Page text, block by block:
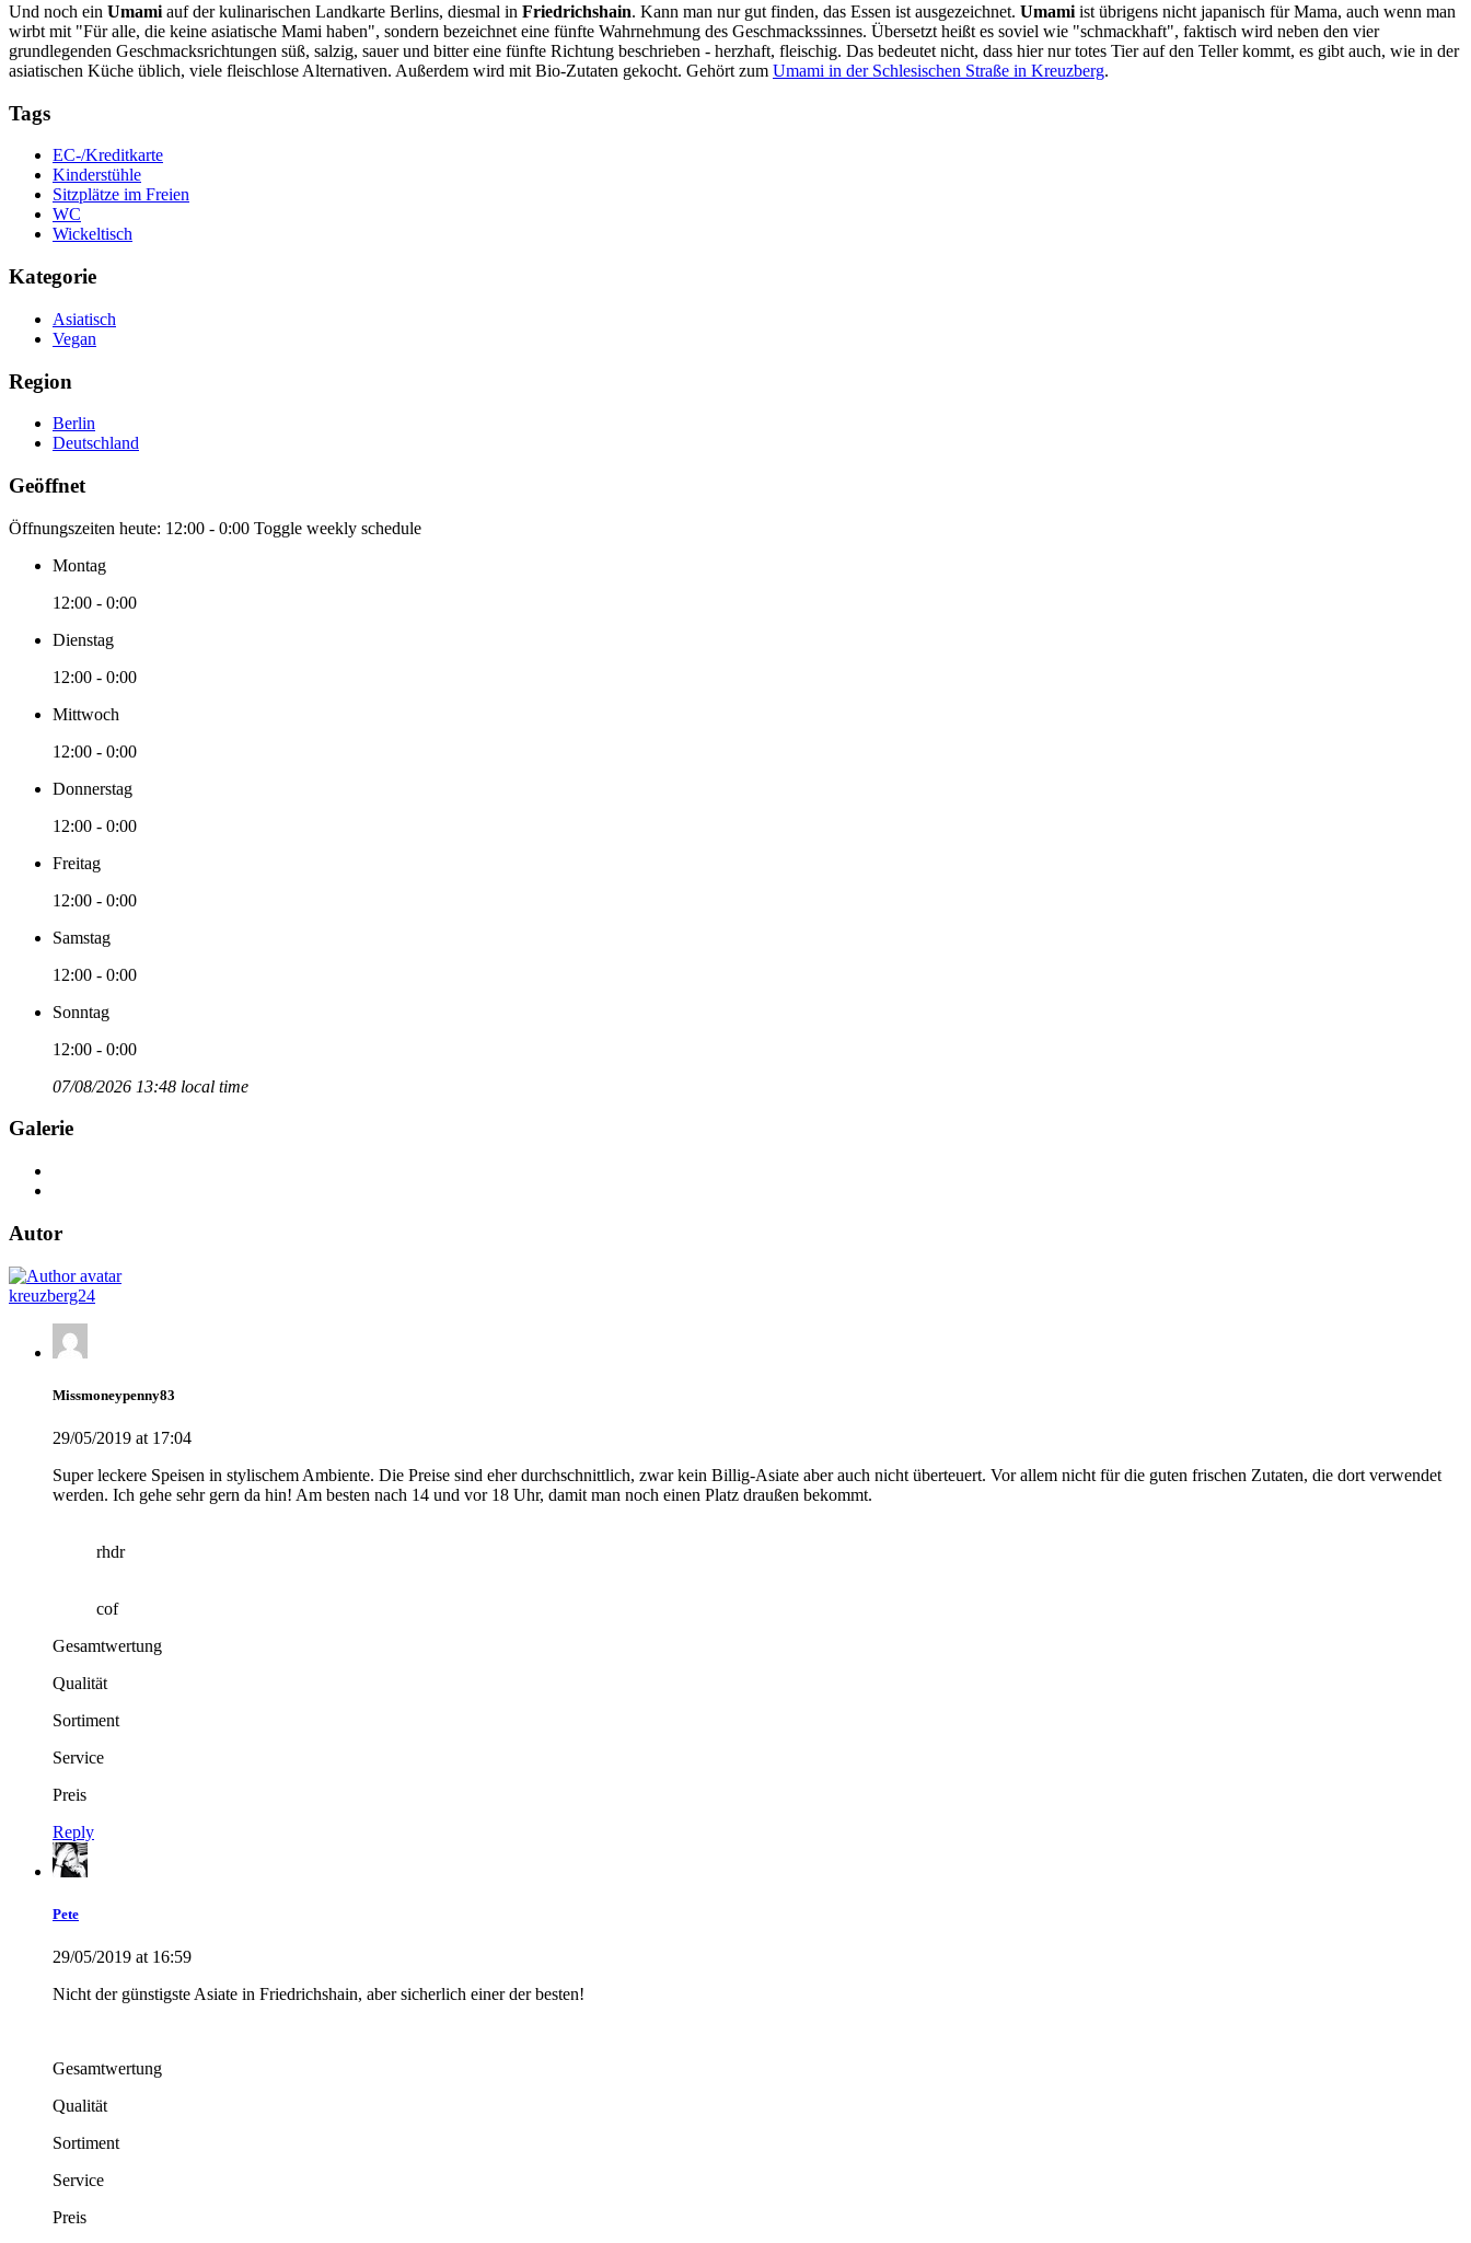
Und noch ein Umami auf der kulinarischen Landkarte Berlins, diesmal in Friedrichshain. Kann man nur gut finden, das Essen ist ausgezeichnet. Umami ist übrigens nicht japanisch für Mama, auch wenn man
wirbt mit "Für alle, die keine asiatische Mami haben", sondern bezeichnet eine fünfte Wahrnehmung des Geschmackssinnes. Übersetzt heißt es soviel wie "schmackhaft", faktisch wird neben den vier
grundlegenden Geschmacksrichtungen süß, salzig, sauer und bitter eine fünfte Richtung beschrieben - herzhaft, fleischig. Das bedeutet nicht, dass hier nur totes Tier auf den Teller kommt, es gibt auch, wie in der
asiatischen Küche üblich, viele fleischlose Alternativen. Außerdem wird mit Bio-Zutaten gekocht. Gehört zum Umami in der Schlesischen Straße in Kreuzberg.
Tags
EC-/Kreditkarte
Kinderstühle
Sitzplätze im Freien
WC
Wickeltisch
Kategorie
Asiatisch
Vegan
Region
Berlin
Deutschland
Geöffnet
Öffnungszeiten heute: 12:00 - 0:00 Toggle weekly schedule
Montag
12:00 - 0:00
Dienstag
12:00 - 0:00
Mittwoch
12:00 - 0:00
Donnerstag
12:00 - 0:00
Freitag
12:00 - 0:00
Samstag
12:00 - 0:00
Sonntag
12:00 - 0:00
07/08/2026 13:48 local time
Galerie
Autor
kreuzberg24
Missmoneypenny83
29/05/2019 at 17:04
Super leckere Speisen in stylischem Ambiente. Die Preise sind eher durchschnittlich, zwar kein Billig-Asiate aber auch nicht überteuert. Vor allem nicht für die guten frischen Zutaten, die dort verwendet
werden. Ich gehe sehr gern da hin! Am besten nach 14 und vor 18 Uhr, damit man noch einen Platz draußen bekommt.
rhdr
cof
Gesamtwertung
Qualität
Sortiment
Service
Preis
Reply
Pete
29/05/2019 at 16:59
Nicht der günstigste Asiate in Friedrichshain, aber sicherlich einer der besten!
Gesamtwertung
Qualität
Sortiment
Service
Preis